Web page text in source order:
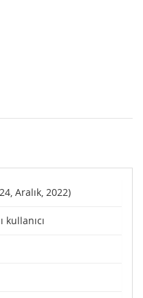
Aralık, 2022)
kullanıcı